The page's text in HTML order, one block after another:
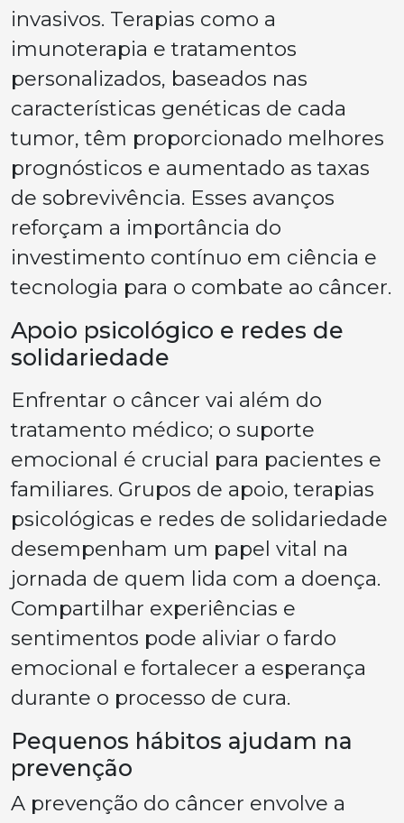
invasivos. Terapias como a
imunoterapia e tratamentos
personalizados, baseados nas
características genéticas de cada
tumor, têm proporcionado melhores
prognósticos e aumentado as taxas
de sobrevivência. Esses avanços
reforçam a importância do
investimento contínuo em ciência e
tecnologia para o combate ao câncer.
Apoio psicológico e redes de
solidariedade
Enfrentar o câncer vai além do
tratamento médico; o suporte
emocional é crucial para pacientes e
familiares. Grupos de apoio, terapias
psicológicas e redes de solidariedade
desempenham um papel vital na
jornada de quem lida com a doença.
Compartilhar experiências e
sentimentos pode aliviar o fardo
emocional e fortalecer a esperança
durante o processo de cura.
Pequenos hábitos ajudam na
prevenção
A prevenção do câncer envolve a